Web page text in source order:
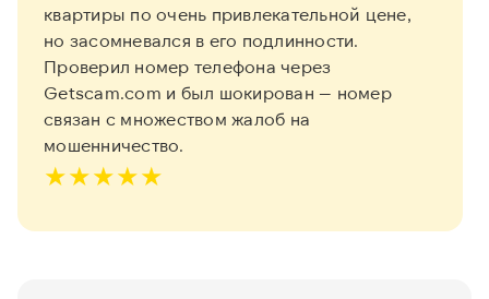
квартиры по очень привлекательной цене,
но засомневался в его подлинности.
Проверил номер телефона через
Getscam.com и был шокирован — номер
связан с множеством жалоб на
мошенничество.
★★★★★